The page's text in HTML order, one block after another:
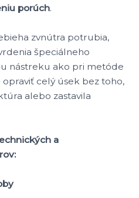
porúch.
zvnútra potrubia,
špeciálneho
nástreku ako pri metóde
opraviť celý úsek bez toho,
alebo zastavila
a